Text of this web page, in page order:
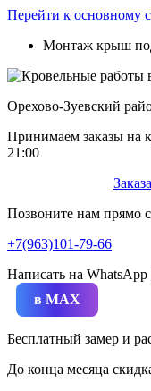
Перейти к основному
Монтаж крыш
Орехово-Зуевский
Принимаем заказы на
21:00
Позвоните нам прямо
+7(963)101-79-66
Написать на WhatsApp
в MAX
Бесплатный замер и
До конца месяца